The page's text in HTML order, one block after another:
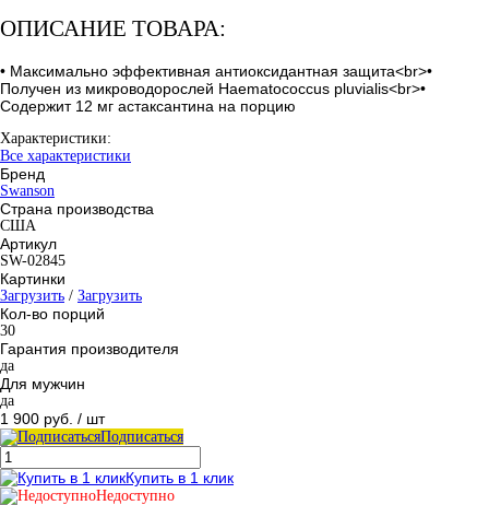
ОПИСАНИЕ ТОВАРА:
• Максимально эффективная антиоксидантная защита<br>•
Получен из микроводорослей Haematococcus pluvialis<br>•
Содержит 12 мг астаксантина на порцию
Характеристики:
Все характеристики
Бренд
Swanson
Страна производства
США
Артикул
SW-02845
Картинки
Загрузить / Загрузить
Кол-во порций
30
Гарантия производителя
да
Для мужчин
да
1 900 руб. / шт
Подписаться
Купить в 1 клик
Недоступно